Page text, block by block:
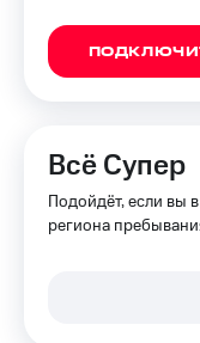
Всё Супер
Подойдёт, если вы
региона